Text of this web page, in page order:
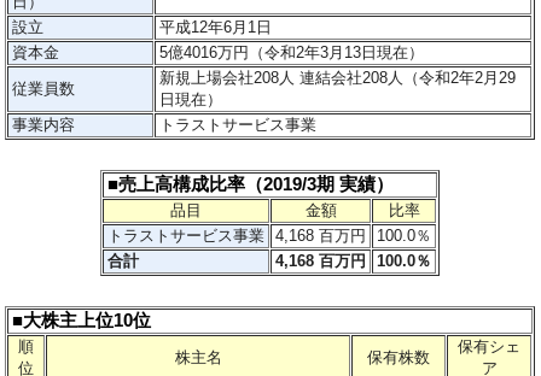
設立
平成12年6月1日
資本金
5億4016万円（令和2年3月13日現在）
従業員数
新規上場会社208人 連結会社208人（令和2年2月29
日現在）
事業内容
トラストサービス事業
■売上高構成比率（2019/3期 実績）
品目 金額
比率
トラストサービス事業
4,168 百万円
100.0％
合計
4,168 百万円 100.0％
■大株主上位10位
順
位
株主名 保有株数
保有シェ
ア